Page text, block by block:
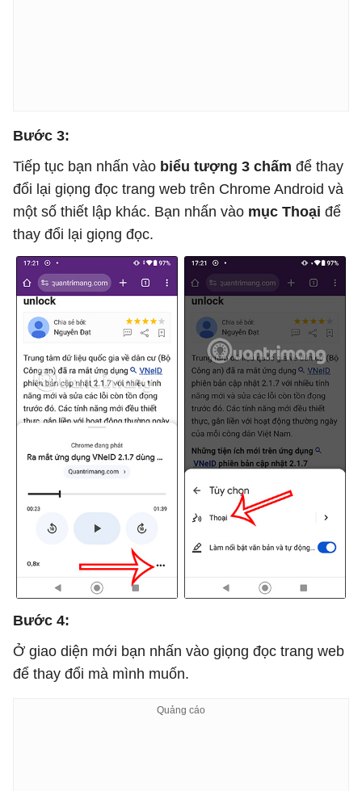
Bước 3:
Tiếp tục bạn nhấn vào biểu tượng 3 chấm để thay
đổi lại giọng đọc trang web trên Chrome Android và
một số thiết lập khác. Bạn nhấn vào mục Thoại để
thay đổi lại giọng đọc.
Bước 4:
Ở giao diện mới bạn nhấn vào giọng đọc trang web
để thay đổi mà mình muốn.